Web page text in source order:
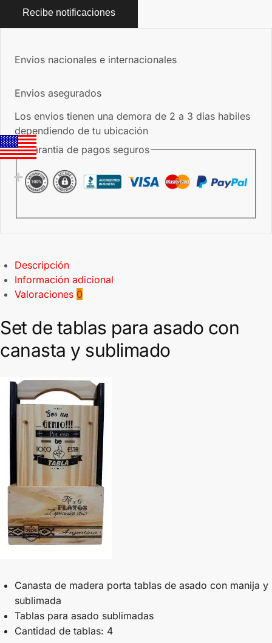
Recibe notificaciones
Envios nacionales e internacionales
Envios asegurados
Los envios tienen una demora de 2 a 3 dias habiles
dependiendo de tu ubicación
Garantia de pagos seguros
Descripción
Información adicional
Valoraciones 0
Set de tablas para asado con
canasta y sublimado
Canasta de madera porta tablas de asado con manija y
sublimada
Tablas para asado sublimadas
Cantidad de tablas: 4